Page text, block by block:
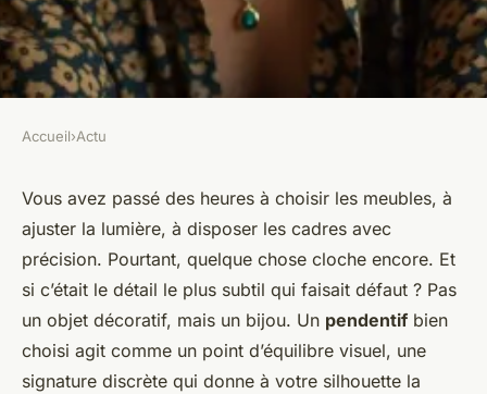
Quels pendentifs choisir pour
magnifier votre style ?
Gordon•26/03/2026 08:45•8 min de lecture
Accueil›Actu
Vous avez passé des heures à choisir les meubles, à
ajuster la lumière, à disposer les cadres avec
précision. Pourtant, quelque chose cloche encore. Et
si c’était le détail le plus subtil qui faisait défaut ? Pas
un objet décoratif, mais un bijou. Un pendentif bien
choisi agit comme un point d’équilibre visuel, une
signature discrète qui donne à votre silhouette la